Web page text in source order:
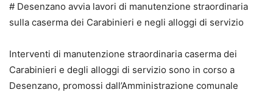
# Desenzano avvia lavori di manutenzione straordinaria
sulla caserma dei Carabinieri e negli alloggi di servizio
Interventi di manutenzione straordinaria caserma dei
Carabinieri e degli alloggi di servizio sono in corso a
Desenzano, promossi dall’Amministrazione comunale